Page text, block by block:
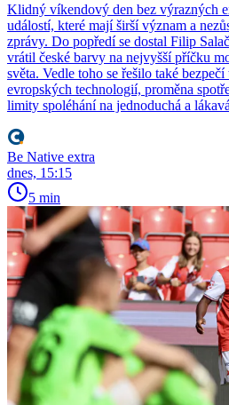
Klidný víkendový den bez výrazných
událostí, které mají širší význam a
zprávy. Do popředí se dostal Filip
vrátil české barvy na nejvyšší příčku
světa. Vedle toho se řešilo také
evropských technologií, proměna
limity spoléhání na jednoduchá a
Be Native extra
dnes, 15:15
5 min